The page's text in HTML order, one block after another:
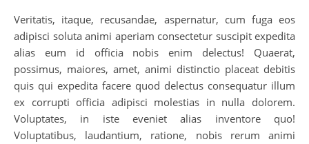
Veritatis, itaque, recusandae, aspernatur, cum fuga eos
adipisci soluta animi aperiam consectetur suscipit expedita
alias eum id officia nobis enim delectus! Quaerat,
possimus, maiores, amet, animi distinctio placeat debitis
quis qui expedita facere quod delectus consequatur illum
ex corrupti officia adipisci molestias in nulla dolorem.
Voluptates, in iste eveniet alias inventore quo!
Voluptatibus, laudantium, ratione, nobis rerum animi